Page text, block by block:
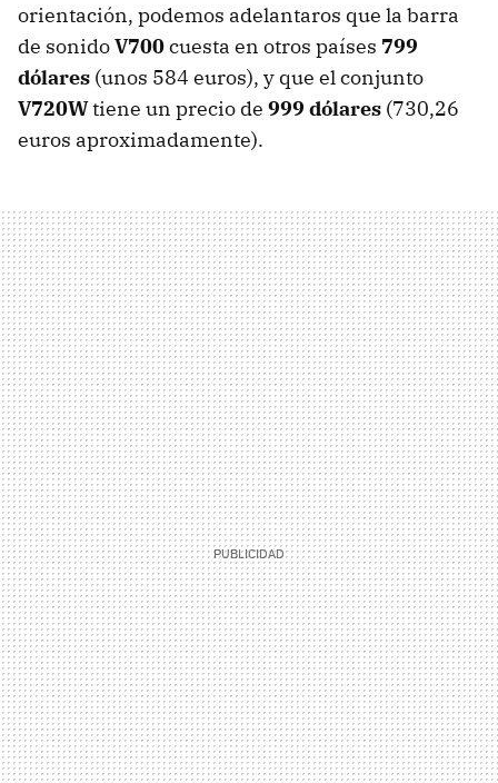
orientación, podemos adelantaros que la barra
de sonidoV700cuesta en otros países 799
dólares (unos 584 euros), y que el conjunto
V720Wtiene un precio de 999 dólares (730,26
euros aproximadamente).